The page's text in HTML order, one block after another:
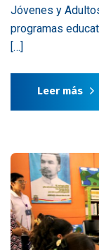
Jóvenes y
programas
[…]
Leer más